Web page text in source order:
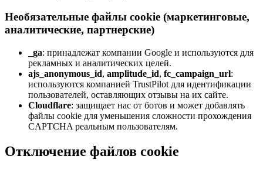
Необязательные файлы cookie (маркетинговые,
аналитические, партнерские)
_ga: принадлежат компании Google и используются для
рекламных и аналитических целей.
ajs_anonymous_id, amplitude_id, fc_campaign_url:
используются компанией TrustPilot для идентификации
пользователей, оставляющих отзывы на их сайте.
Cloudflare: защищает нас от ботов и может добавлять
файлы cookie для уменьшения сложности прохождения
CAPTCHA реальным пользователям.
Отключение файлов cookie